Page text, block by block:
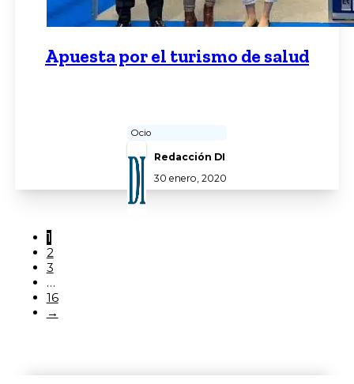
Apuesta por el turismo de salud
Ocio
Redacción DI
30 enero, 2020
1
2
3
…
16
→